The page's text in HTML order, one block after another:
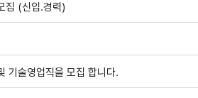
집 (신입.경력)
기술영업직을 모집 합니다.